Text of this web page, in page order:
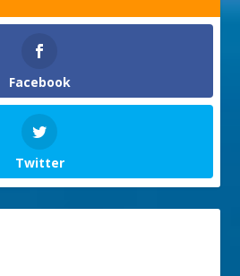
Facebook
Twitter